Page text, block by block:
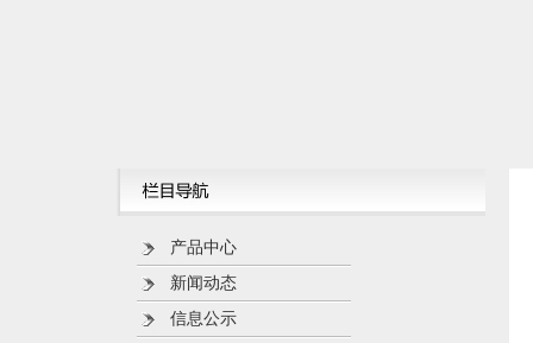
产品中心
新闻动态
信息公示